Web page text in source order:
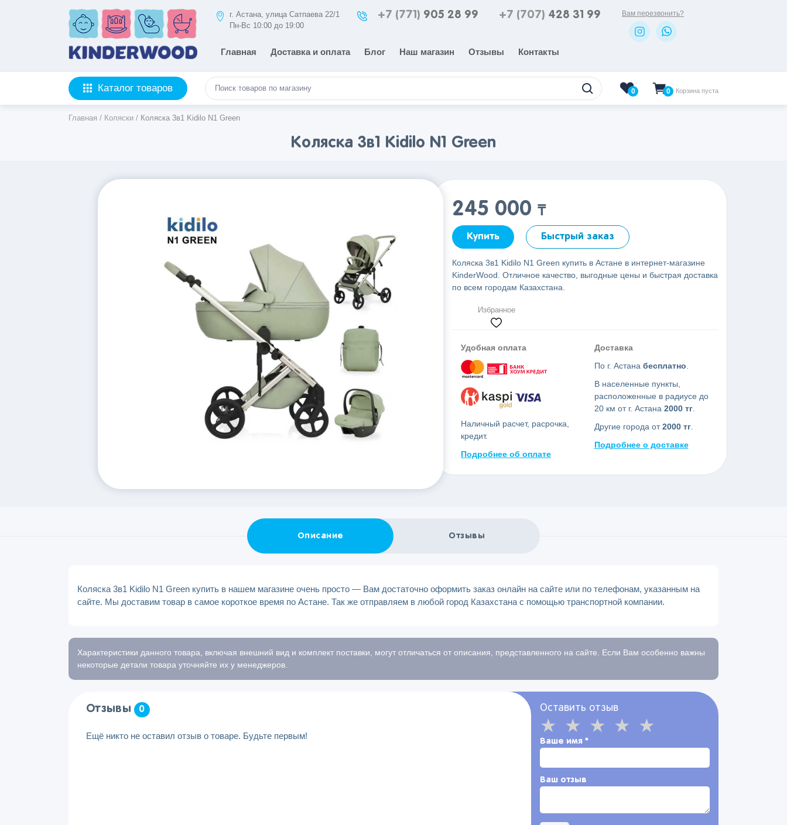
г. Астана, улица Сатпаева 22/1
Пн-Вс 10:00 до 19:00
+7 (771) 905 28 99 +7 (707) 428 31 99 Вам перезвонить?
Главная Доставка и оплата Блог Наш магазин Отзывы Контакты
Каталог товаров 0 0 Корзина пуста
Главная / Коляски / Коляска 3в1 Kidilo N1 Green
Коляска 3в1 Kidilo N1 Green
245 000 ₸
Купить Быстрый заказ
Коляска 3в1 Kidilo N1 Green купить в Астане в интернет-магазине
KinderWood. Отличное качество, выгодные цены и быстрая доставка
по всем городам Казахстана.
Избранное
Удобная оплата
Наличный расчет, расрочка,
кредит.
Подробнее об оплате
Доставка
По г. Астана бесплатно
В населенные пункты,
расположенные в радиусе до
20 км от г. Астана 2000 тг.
Другие города от2000 тг.
Подробнее о доставке
Описание Отзывы
Коляска 3в1 Kidilo N1 Green купить в нашем магазине очень просто — Вам достаточно оформить заказ онлайн на сайте или по телефонам, указанным на
сайте. Мы доставим товар в самое короткое время по Астане. Так же отправляем в любой город Казахстана с помощью транспортной компании.
Характеристики данного товара, включая внешний вид и комплект поставки, могут отличаться от описания, представленного на сайте. Если Вам особенно важны
некоторые детали товара уточняйте их у менеджеров.
Отзывы 0
Ещё никто не оставил отзыв о товаре. Будьте первым!
Оставить отзыв
Ваше имя *
Ваш отзыв